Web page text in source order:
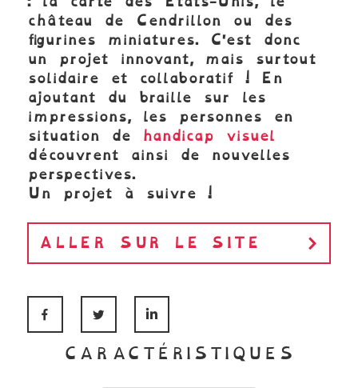
château de Cendrillon ou des
figurines miniatures. C'est donc
un projet innovant, mais surtout
solidaire et collaboratif ! En
ajoutant du braille sur les
impressions, les personnes en
situation de handicap visuel
découvrent ainsi de nouvelles
perspectives.
Un projet à suivre !
ALLER SUR LE SITE
FACEBOOK
TWITTER
CARACTÉRISTIQUES